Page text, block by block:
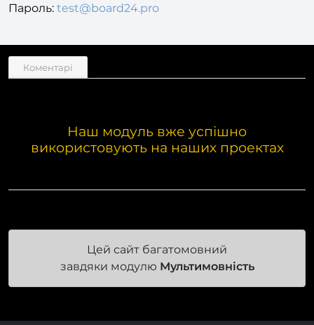
Пароль: test@board24.pro
Коментарі
Наш модуль вже успішно
використовують на наших проектах
Цей сайт багатомовний
завдяки модулю Мультимовність